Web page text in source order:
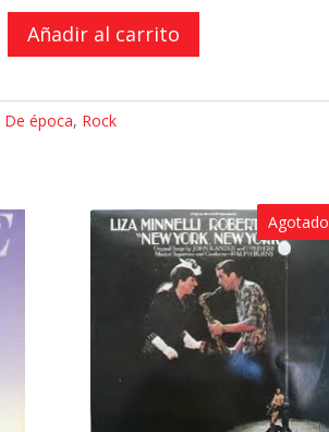
Añadir al carrito
De época, Rock
Agotado